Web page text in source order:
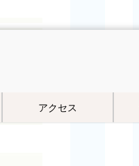
アクセス